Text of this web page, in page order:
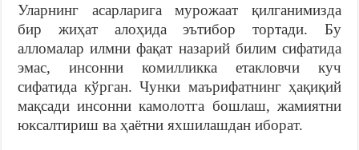
Уларнинг асарларига мурожаат қилганимизда
бир жиҳат алоҳида эътибор тортади. Бу
алломалар илмни фақат назарий билим сифатида
эмас, инсонни комилликка етакловчи куч
сифатида кўрган. Чунки маърифатнинг ҳақиқий
мақсади инсонни камолотга бошлаш, жамиятни
юксалтириш ва ҳаётни яхшилашдан иборат.